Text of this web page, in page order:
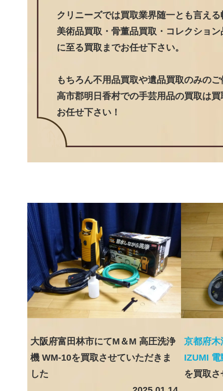
クリニーズでは買取業界随一とも言え
美術品買取・骨董品買取・コレクショ
に至る買取までお任せ下さい。
もちろん不用品買取や遺品買取のみのご
高市郡明日香村での手芸用品の買取は
お任せ下さい！
大阪府富田林市にてM＆M 高圧洗浄
機 WM-10を買取させていただきま
した
京都府木
IZUMI
を買取